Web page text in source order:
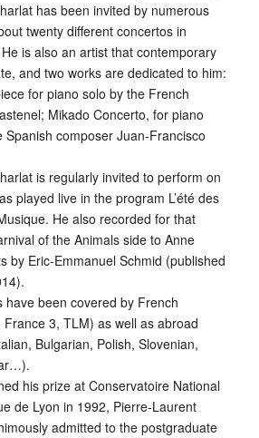
has been invited by numerous
twenty diﬀerent concertos in
is also an artist that contemporary
and two works are dedicated to him:
for piano solo by the French
Mikado Concerto, for piano
composer Juan-Francisco
is regularly invited to perform on
played live in the program L’été des
He also recorded for that
of the Animals side to Anne
by Eric-Emmanuel Schmid (published
have been covered by French
3, TLM) as well as abroad
Bulgarian, Polish, Slovenian,
his prize at Conservatoire National
de Lyon in 1992, Pierre-Laurent
admitted to the postgraduate